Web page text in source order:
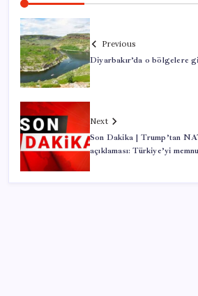
Previous
Diyarbakır’da o bölgelere
Next
Son Dakika | Trump’tan
açıklaması: Türkiye’yi